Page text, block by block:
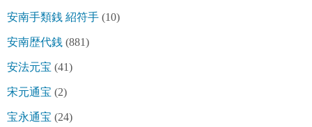
安南手類銭 紹符手 (10)
安南歴代銭 (881)
安法元宝 (41)
宋元通宝 (2)
宝永通宝 (24)